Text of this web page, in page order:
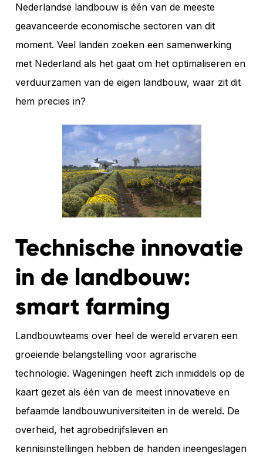
Nederlandse landbouw is één van de meeste
geavanceerde economische sectoren van dit
moment. Veel landen zoeken een samenwerking
met Nederland als het gaat om het optimaliseren en
verduurzamen van de eigen landbouw, waar zit dit
hem precies in?
Technische innovatie
in de landbouw:
smart farming
Landbouwteams over heel de wereld ervaren een
groeiende belangstelling voor agrarische
technologie. Wageningen heeft zich inmiddels op de
kaart gezet als één van de meest innovatieve en
befaamde landbouwuniversiteiten in de wereld. De
overheid, het agrobedrijfsleven en
kennisinstellingen hebben de handen ineengeslagen